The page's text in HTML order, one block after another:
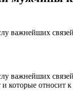
важнейших
важнейших
которые относит